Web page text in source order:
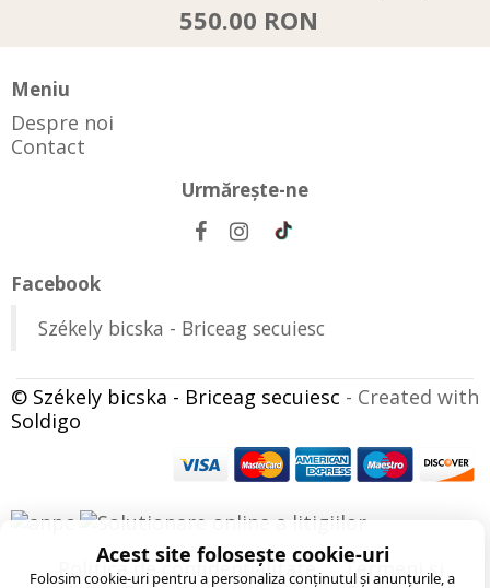
550.00 RON
Meniu
Despre noi
Contact
Urmăreşte-ne
Facebook
Székely bicska - Briceag secuiesc
© Székely bicska - Briceag secuiesc - Created with
Soldigo
Politica de confidenţialitate
Termeni şi
Acest site folosește cookie-uri
Folosim cookie-uri pentru a personaliza conținutul și anunțurile, a